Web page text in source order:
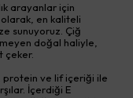
arayanlar için
en kaliteli
sunuyoruz. Çiğ
doğal haliyle,
çeker.
protein ve lif içeriği ile
İçerdiği E